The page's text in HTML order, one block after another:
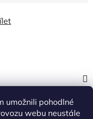
umožnili pohodlné
webu neustále